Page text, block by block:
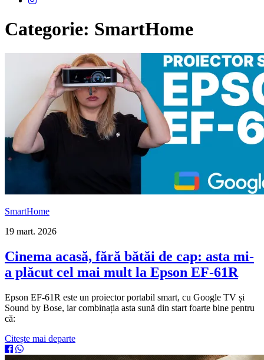
Categorie: SmartHome
SmartHome
19 mart. 2026
Cinema acasă, fără bătăi de cap: asta mi-
a plăcut cel mai mult la Epson EF-61R
Epson EF-61R este un proiector portabil smart, cu Google TV și
Sound by Bose, iar combinația asta sună din start foarte bine pentru
că:
Citește mai departe